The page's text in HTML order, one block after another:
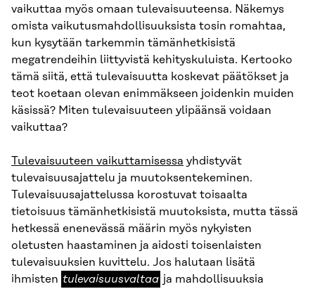
vaikuttaa myös omaan tulevaisuuteensa. Näkemys
omista vaikutusmahdollisuuksista tosin romahtaa,
kun kysytään tarkemmin tämänhetkisistä
megatrendeihin liittyvistä kehityskuluista. Kertooko
tämä siitä, että tulevaisuutta koskevat päätökset ja
teot koetaan olevan enimmäkseen joidenkin muiden
käsissä? Miten tulevaisuuteen ylipäänsä voidaan
vaikuttaa?
Tulevaisuuteen vaikuttamisessa yhdistyvät
tulevaisuusajattelu ja muutoksentekeminen.
Tulevaisuusajattelussa korostuvat toisaalta
tietoisuus tämänhetkisistä muutoksista, mutta tässä
hetkessä enenevässä määrin myös nykyisten
oletusten haastaminen ja aidosti toisenlaisten
tulevaisuuksien kuvittelu. Jos halutaan lisätä
ihmisten tulevaisuusvaltaa
tulevaisuusvaltaa ja mahdollisuuksia